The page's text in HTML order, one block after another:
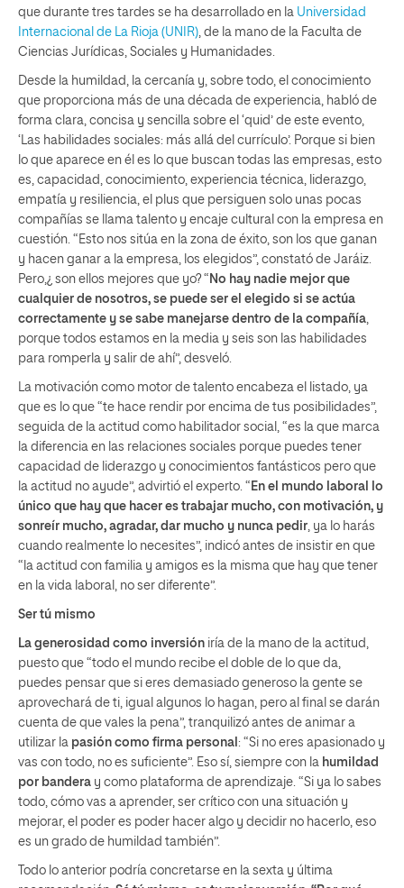
que durante tres tardes se ha desarrollado en la Universidad
Internacional de La Rioja (UNIR), de la mano de la Faculta de
Ciencias Jurídicas, Sociales y Humanidades.
Desde la humildad, la cercanía y, sobre todo, el conocimiento
que proporciona más de una década de experiencia, habló de
forma clara, concisa y sencilla sobre el ‘quid’ de este evento,
‘Las habilidades sociales: más allá del currículo’. Porque si bien
lo que aparece en él es lo que buscan todas las empresas, esto
es, capacidad, conocimiento, experiencia técnica, liderazgo,
empatía y resiliencia, el plus que persiguen solo unas pocas
compañías se llama talento y encaje cultural con la empresa en
cuestión. “Esto nos sitúa en la zona de éxito, son los que ganan
y hacen ganar a la empresa, los elegidos”, constató de Jaráiz.
Pero,¿ son ellos mejores que yo? “ No hay nadie mejor que
cualquier de nosotros, se puede ser el elegido si se actúa
correctamente y se sabe manejarse dentro de la compañía,
porque todos estamos en la media y seis son las habilidades
para romperla y salir de ahí”, desveló.
La motivación como motor de talento encabeza el listado, ya
que es lo que “te hace rendir por encima de tus posibilidades”,
seguida de la actitud como habilitador social, “es la que marca
la diferencia en las relaciones sociales porque puedes tener
capacidad de liderazgo y conocimientos fantásticos pero que
la actitud no ayude”, advirtió el experto. “ En el mundo laboral lo
único que hay que hacer es trabajar mucho, con motivación, y
sonreír mucho, agradar, dar mucho y nunca pedir, ya lo harás
cuando realmente lo necesites”, indicó antes de insistir en que
“la actitud con familia y amigos es la misma que hay que tener
en la vida laboral, no ser diferente”.
Ser tú mismo
La generosidad como inversión iría de la mano de la actitud,
puesto que “todo el mundo recibe el doble de lo que da,
puedes pensar que si eres demasiado generoso la gente se
aprovechará de ti, igual algunos lo hagan, pero al final se darán
cuenta de que vales la pena”, tranquilizó antes de animar a
utilizar la pasión como firma personal : “Si no eres apasionado y
vas con todo, no es suficiente”. Eso sí, siempre con la humildad
por bandera y como plataforma de aprendizaje. “Si ya lo sabes
todo, cómo vas a aprender, ser crítico con una situación y
mejorar, el poder es poder hacer algo y decidir no hacerlo, eso
es un grado de humildad también”.
Todo lo anterior podría concretarse en la sexta y última